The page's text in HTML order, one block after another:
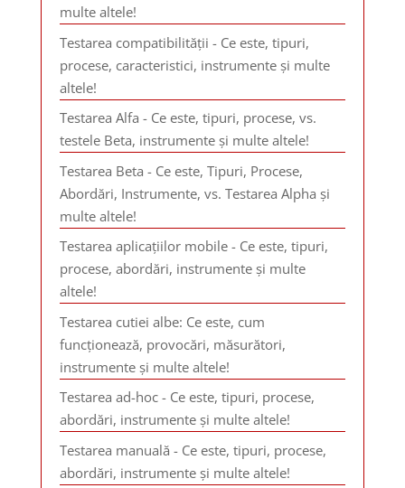
multe altele!
Testarea compatibilității - Ce este, tipuri,
procese, caracteristici, instrumente și multe
altele!
Testarea Alfa - Ce este, tipuri, procese, vs.
testele Beta, instrumente și multe altele!
Testarea Beta - Ce este, Tipuri, Procese,
Abordări, Instrumente, vs. Testarea Alpha și
multe altele!
Testarea aplicațiilor mobile - Ce este, tipuri,
procese, abordări, instrumente și multe
altele!
Testarea cutiei albe: Ce este, cum
funcționează, provocări, măsurători,
instrumente și multe altele!
Testarea ad-hoc - Ce este, tipuri, procese,
abordări, instrumente și multe altele!
Testarea manuală - Ce este, tipuri, procese,
abordări, instrumente și multe altele!